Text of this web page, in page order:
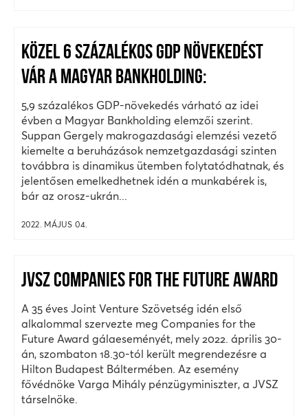
KÖZEL 6 SZÁZALÉKOS GDP NÖVEKEDÉST
VÁR A MAGYAR BANKHOLDING:
5,9 százalékos GDP-növekedés várható az idei
évben a Magyar Bankholding elemzői szerint.
Suppan Gergely makrogazdasági elemzési vezető
kiemelte a beruházások nemzetgazdasági szinten
továbbra is dinamikus ütemben folytatódhatnak, és
jelentősen emelkedhetnek idén a munkabérek is,
bár az orosz-ukrán...
2022. MÁJUS 04.
JVSZ COMPANIES FOR THE FUTURE AWARD
A 35 éves Joint Venture Szövetség idén első
alkalommal szervezte meg Companies for the
Future Award gálaeseményét, mely 2022. április 30-
án, szombaton 18.30-tól került megrendezésre a
Hilton Budapest Báltermében. Az esemény
fővédnöke Varga Mihály pénzügyminiszter, a JVSZ
társelnöke.